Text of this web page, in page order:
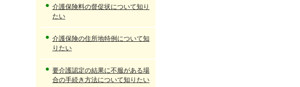
介護保険料の督促状について知り
たい
介護保険の住所地特例について知
りたい
要介護認定の結果に不服がある場
合の手続き方法について知りたい